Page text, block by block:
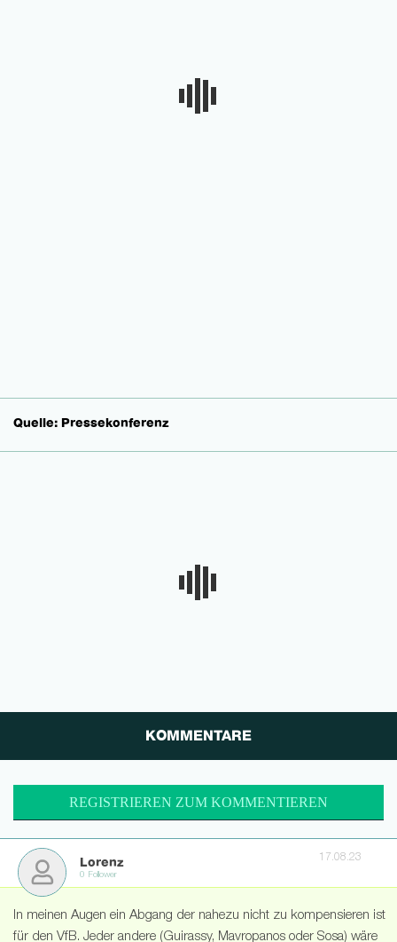
Quelle: Pressekonferenz
KOMMENTARE
REGISTRIEREN ZUM KOMMENTIEREN
Lorenz
0 Follower
17.08.23
In meinen Augen ein Abgang der nahezu nicht zu kompensieren ist
für den VfB. Jeder andere (Guirassy, Mavropanos oder Sosa) wäre